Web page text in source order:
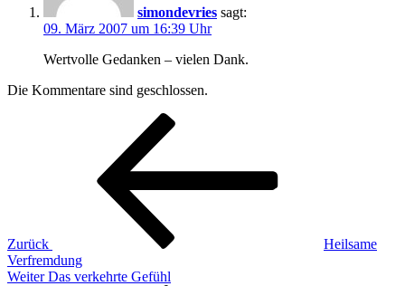
simondevries sagt:
09. März 2007 um 16:39 Uhr
Wertvolle Gedanken – vielen Dank.
Die Kommentare sind geschlossen.
Beitragsnavigation
Zurück
Heilsame
Verfremdung
Nächster
Weiter Das verkehrte Gefühl